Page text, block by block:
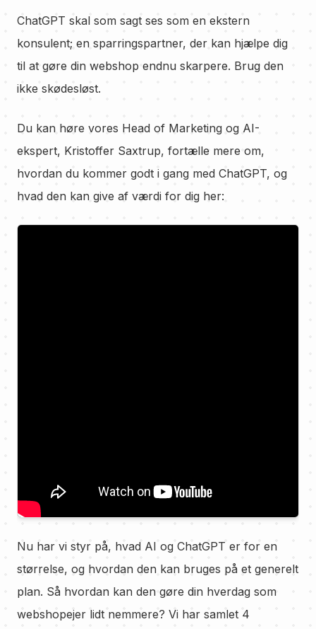
ChatGPT skal som sagt ses som en ekstern
konsulent; en sparringspartner, der kan hjælpe dig
til at gøre din webshop endnu skarpere. Brug den
ikke skødesløst.
Du kan høre vores Head of Marketing og AI-
ekspert, Kristoffer Saxtrup, fortælle mere om,
hvordan du kommer godt i gang med ChatGPT, og
hvad den kan give af værdi for dig her:
Nu har vi styr på, hvad AI og ChatGPT er for en
størrelse, og hvordan den kan bruges på et generelt
plan. Så hvordan kan den gøre din hverdag som
webshopejer lidt nemmere? Vi har samlet 4